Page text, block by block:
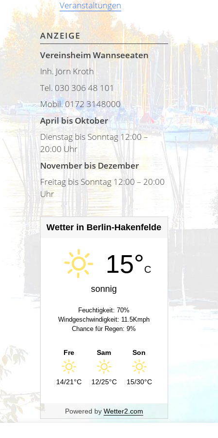
Veranstaltungen
ANZEIGE
Vereinsheim Wannseeaten
Inh. Jörn Kroth
Tel. 030 306 48 101
Mobil. 0172 3148000
April bis Oktober
Dienstag bis Sonntag 12:00 –
20:00 Uhr
November bis Dezember
Freitag bis Sonntag 12:00 – 20:00
Uhr
Wetter in Berlin-Hakenfelde
15°C
sonnig
Feuchtigkeit: 70%
Windgeschwindigkeit: 11.5Kmph
Chance für Regen: 9%
Fre
14/21°C
Sam
12/25°C
Son
15/30°C
Powered by Wetter2.com